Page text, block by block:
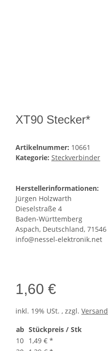
XT90 Stecker*
Artikelnummer: 10661
Kategorie: Steckverbinder
Herstellerinformationen:
Jürgen Holzwarth
Dieselstraße 4
Baden-Württemberg
Aspach, Deutschland, 71546
info@nessel-elektronik.net
1,60 €
inkl. 19% USt. , zzgl. Versand
ab Stückpreis / Stk
10 1,49 € *